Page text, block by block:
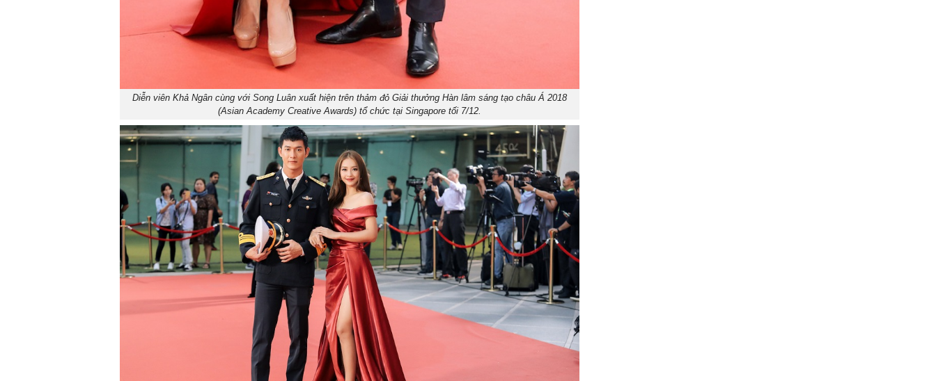
Diễn viên Khả Ngân cùng với Song Luân xuất hiện trên thảm đỏ Giải thưởng Hàn lâm sáng tạo châu Á 2018
(Asian Academy Creative Awards) tổ chức tại Singapore tối 7/12.